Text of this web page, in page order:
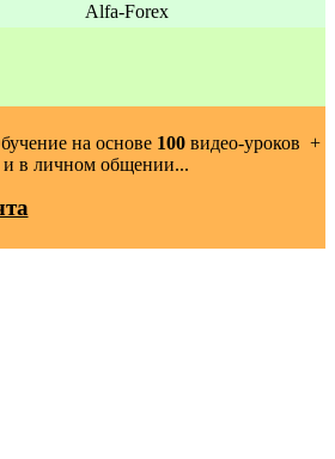
Alfa-Forex
на основе 100видео-уроков ️ +
и в личном общении...